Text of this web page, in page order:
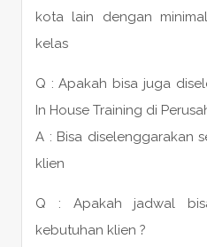
kota lain dengan
kelas
Q : Apakah bisa juga
In House Training di
A : Bisa diselenggarakan
klien
Q : Apakah jadwal
kebutuhan klien ?